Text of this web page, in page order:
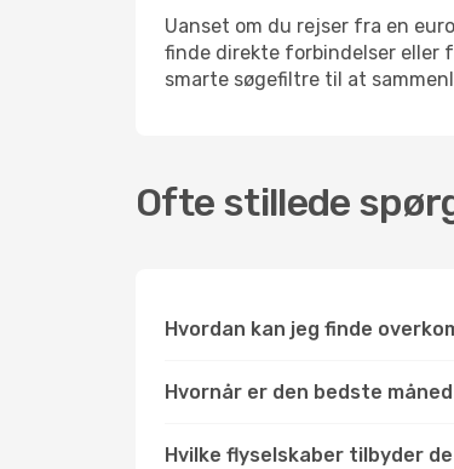
Uanset om du rejser fra en
finde direkte forbindelser eller
smarte søgefiltre til at
Ofte stillede
Hvordan kan jeg finde
Hvornår er den bedste
Hvilke flyselskaber tilbyder